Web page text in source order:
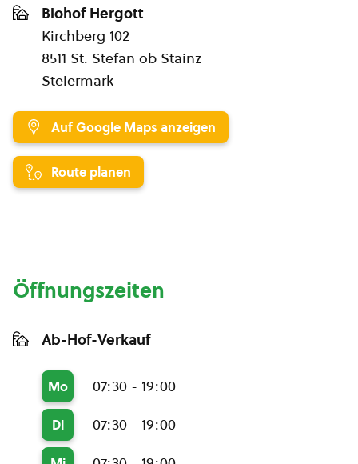
Biohof Hergott
Kirchberg 102
8511 St. Stefan ob Stainz
Steiermark
Auf Google Maps anzeigen
Route planen
Öffnungszeiten
Ab-Hof-Verkauf
Mo 07:30 - 19:00
Di 07:30 - 19:00